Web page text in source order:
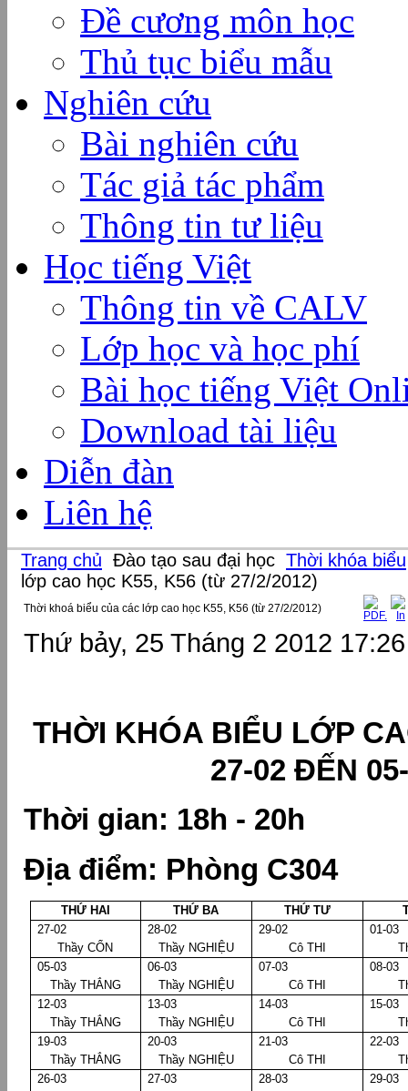
Đề cương môn học
Thủ tục biểu mẫu
Nghiên cứu
Bài nghiên cứu
Tác giả tác phẩm
Thông tin tư liệu
Học tiếng Việt
Thông tin về CALV
Lớp học và học phí
Bài học tiếng Việt
Download tài liệu
Diễn đàn
Liên hệ
Trang chủ Đào tạo sau đại học Thời khóa biểu
lớp cao học K55, K56 (từ 27/2/2012)
Thời khoá biểu của các lớp cao học K55, K56 (từ 27/2/2012)
Thứ bảy, 25 Tháng 2 2012 17:26
THỜI KHÓA BIỂU LỚP
27-02 ĐẾN
Thời gian: 18h - 20h
Địa điểm: Phòng C304
THỨ HAI THỨ BA THỨ TƯ
27-02
Thầy CỔN
28-02
Thầy NGHIỆU
29-02
Cô THI
01-03
05-03
Thầy THẮNG
06-03
Thầy NGHIỆU
07-03
Cô THI
08-03
12-03
Thầy THẮNG
13-03
Thầy NGHIỆU
14-03
Cô THI
15-03
19-03
Thầy THẮNG
20-03
Thầy NGHIỆU
21-03
Cô THI
22-03
26-03
27-03
28-03
29-03